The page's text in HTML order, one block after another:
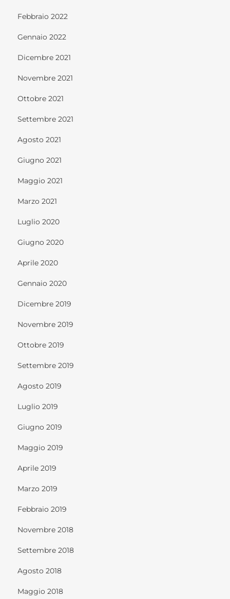
Febbraio 2022
Gennaio 2022
Dicembre 2021
Novembre 2021
Ottobre 2021
Settembre 2021
Agosto 2021
Giugno 2021
Maggio 2021
Marzo 2021
Luglio 2020
Giugno 2020
Aprile 2020
Gennaio 2020
Dicembre 2019
Novembre 2019
Ottobre 2019
Settembre 2019
Agosto 2019
Luglio 2019
Giugno 2019
Maggio 2019
Aprile 2019
Marzo 2019
Febbraio 2019
Novembre 2018
Settembre 2018
Agosto 2018
Maggio 2018